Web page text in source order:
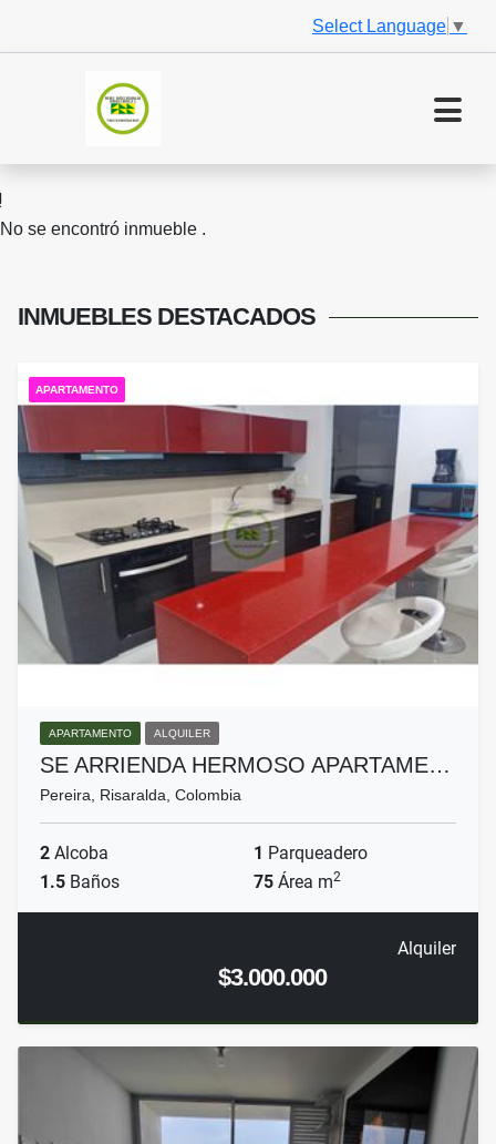
Select Language ▼
No se encontró inmueble .
INMUEBLES DESTACADOS
APARTAMENTO
APARTAMENTO ALQUILER
SE ARRIENDA HERMOSO APARTAME…
Pereira, Risaralda, Colombia
2 Alcoba 1 Parqueadero
1.5 Baños 75 Área m2
Alquiler
$3.000.000